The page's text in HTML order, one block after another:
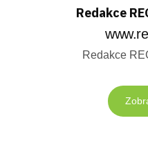
Redakce
Redakce